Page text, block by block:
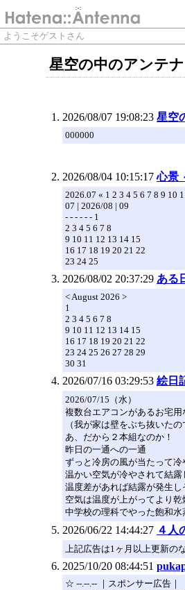
ようこそゲストさん
星空の中のアンテナ
2026/08/07 19:08:23 星空
000000
2026/08/04 10:15:17 心景
2026.07 « 1 2 3 4 5 6 7 8 9 10
07 | 2026/08 | 09
- - - - - - 1
2 3 4 5 6 7 8
9 10 11 12 13 14 15
16 17 18 19 20 21 22
23 24 25
2026/08/02 20:37:29 ある
< August 2026 >
1
2 3 4 5 6 7 8
9 10 11 12 13 14 15
16 17 18 19 20 21 22
23 24 25 26 27 28 29
30 31
2026/07/16 03:29:53 絵日
2026/07/15（水）
複数台エアコンがあるお宅
（我が家は壁をぶち抜いたの
あ、だから２本組なのか！
昨日の一通への一通
ずっと冷房の風が当たって
温かい空気が冷やされて結露
温度差があれば結露が発生し
空気は温度が上がってより乾
中学校の理科でやった飽和水
2026/06/22 14:44:27 ４人
上記広告は1ヶ月以上更新の
2025/10/20 08:44:51
☆ --.--.-- ｜スポンサー広告｜